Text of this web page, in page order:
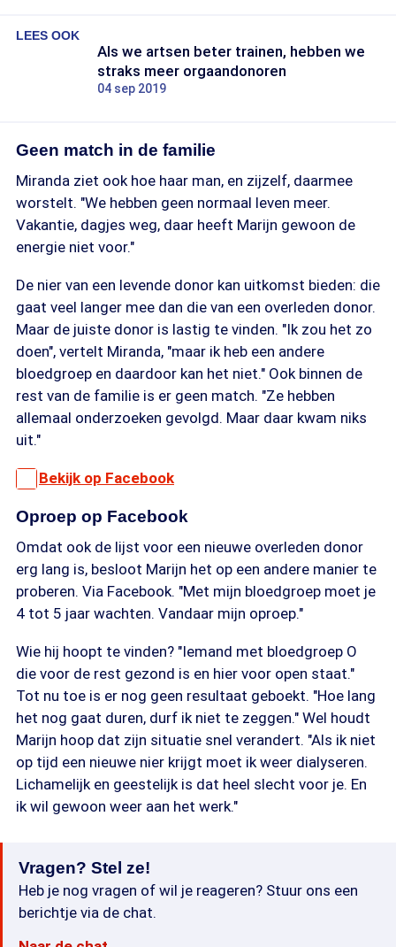
LEES OOK
Als we artsen beter trainen, hebben we
straks meer orgaandonoren
04 sep 2019
Geen match in de familie
Miranda ziet ook hoe haar man, en zijzelf, daarmee
worstelt. "We hebben geen normaal leven meer.
Vakantie, dagjes weg, daar heeft Marijn gewoon de
energie niet voor."
De nier van een levende donor kan uitkomst bieden: die
gaat veel langer mee dan die van een overleden donor.
Maar de juiste donor is lastig te vinden. "Ik zou het zo
doen", vertelt Miranda, "maar ik heb een andere
bloedgroep en daardoor kan het niet." Ook binnen de
rest van de familie is er geen match. "Ze hebben
allemaal onderzoeken gevolgd. Maar daar kwam niks
uit."
Bekijk op Facebook
Oproep op Facebook
Omdat ook de lijst voor een nieuwe overleden donor
erg lang is, besloot Marijn het op een andere manier te
proberen. Via Facebook. "Met mijn bloedgroep moet je
4 tot 5 jaar wachten. Vandaar mijn oproep."
Wie hij hoopt te vinden? "Iemand met bloedgroep O
die voor de rest gezond is en hier voor open staat."
Tot nu toe is er nog geen resultaat geboekt. "Hoe lang
het nog gaat duren, durf ik niet te zeggen." Wel houdt
Marijn hoop dat zijn situatie snel verandert. "Als ik niet
op tijd een nieuwe nier krijgt moet ik weer dialyseren.
Lichamelijk en geestelijk is dat heel slecht voor je. En
ik wil gewoon weer aan het werk."
Vragen? Stel ze!
Heb je nog vragen of wil je reageren? Stuur ons een
berichtje via de chat.